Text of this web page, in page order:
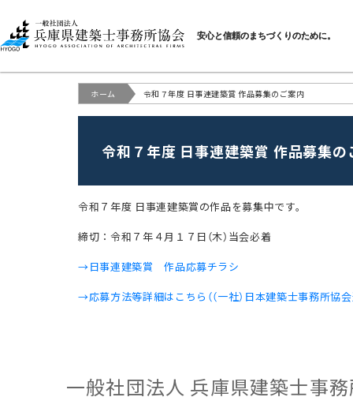
一般社団法人 兵庫県建
安心と信頼のまちづくりのために。
ホーム 令和７年度 日事連建築賞 作品募集のご案内
令和７年度 日事連建築賞 作品募集の
令和７年度 日事連建築賞の作品を募集中です。
締切：令和７年４月１７日（木）当会必着
→日事連建築賞 作品応募チラシ
→応募方法等詳細はこちら（（一社）日本建築士事務所協会
一般社団法人 兵庫県建築士事